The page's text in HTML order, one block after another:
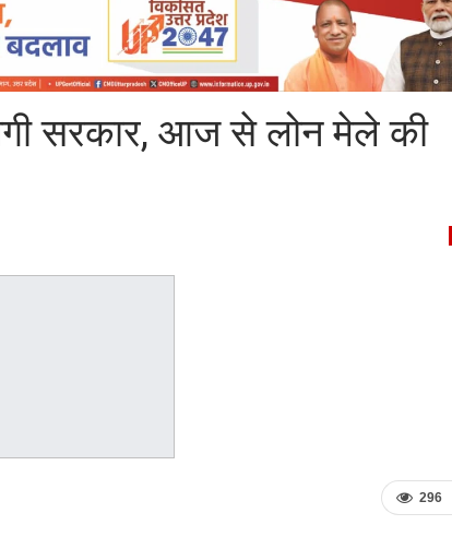
सरकार, आज से लोन मेले की
296